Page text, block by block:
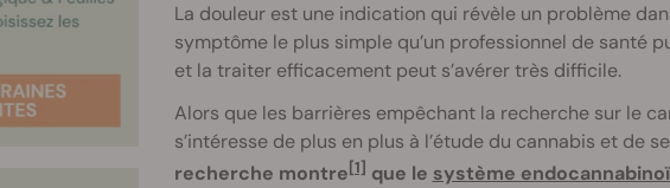
La douleur est une indication qui révèle un problème
symptôme le plus simple qu’un professionnel de santé
et la traiter efficacement peut s’avérer très difficile.
Alors que les barrières empêchant la recherche sur le
s’intéresse de plus en plus à l’étude du cannabis et de
recherche montre[1] que le système